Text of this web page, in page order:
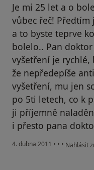
Je mi 25 let a o
vůbec řeč! Předtím
a to byste teprve
bolelo.. Pan
vyšetření je rychlé,
že nepředepíše
vyšetření, mu jen
po 5ti letech, co k
ji příjemně
i přesto pana
4. dubna 2011 • • • podle
Nahlásit